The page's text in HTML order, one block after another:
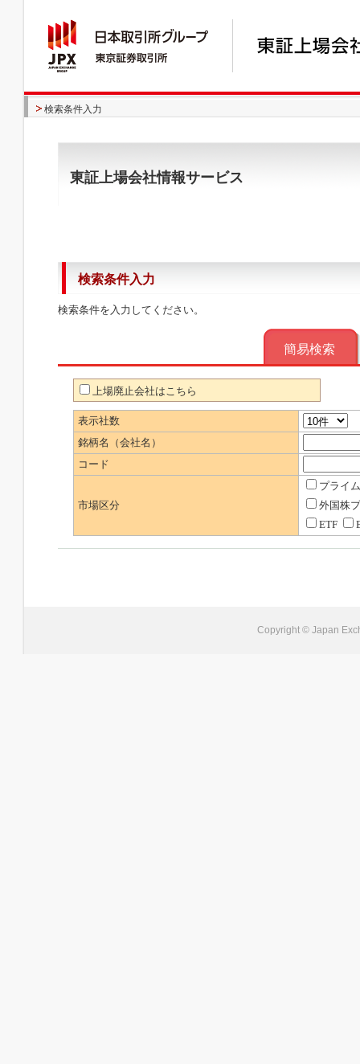
検索条件入力
東証上場会社情報サービス
検索条件入力
検索条件を入力してください。
簡易検索
上場廃止会社はこちら
表示社数
銘柄名（会社名）
コード
市場区分
プライム
外国株
ETF